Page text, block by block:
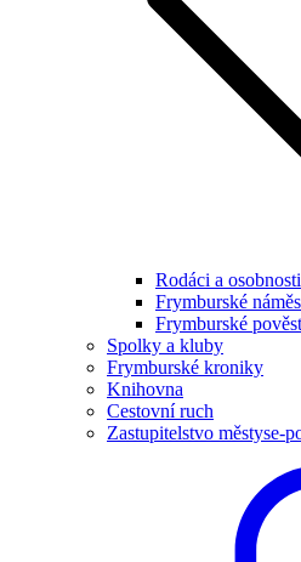
Rodáci a osobnosti
Frymburské
Frymburské
Spolky a kluby
Frymburské kroniky
Knihovna
Cestovní ruch
Zastupitelstvo městyse-